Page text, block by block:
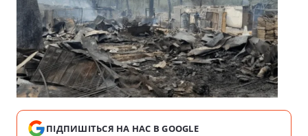
ПІДПИШІТЬСЯ НА НАС В GOOGLE